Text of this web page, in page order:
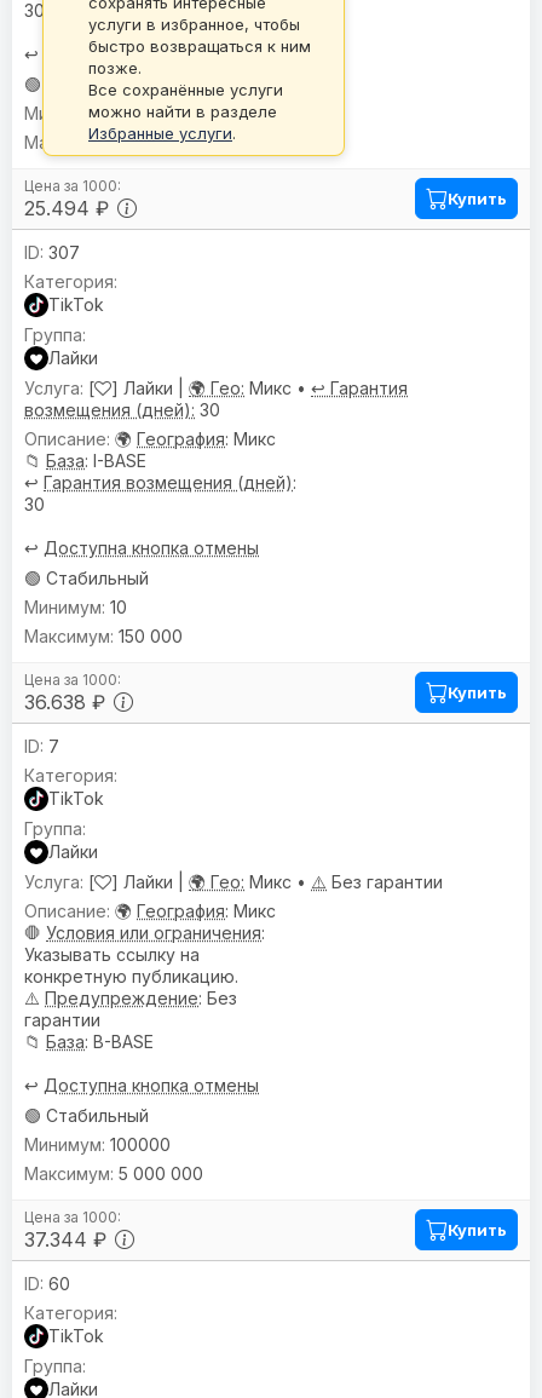
30
↩️
Доступна кнопка отмены
🟢 Стабильный
25.494 ₽
10
1 000 000
Купить
307
TikTok
Лайки
[
] Лайки | 🌍 Гео: Микс • ↩️ Гарантия
возмещения (дней): 30
🌍 География: Микс
📁 База: I-BASE
↩️ Гарантия возмещения (дней):
30
↩️ Доступна кнопка отмены
🟢 Стабильный
36.638 ₽
10
150 000
Купить
7
TikTok
Лайки
[
] Лайки | 🌍 Гео: Микс • ⚠️ Без гарантии
🌍 География: Микс
🛑 Условия или ограничения:
Указывать ссылку на
конкретную публикацию.
⚠️ Предупреждениe: Без
гарантии
📁 База: B-BASE
↩️ Доступна кнопка отмены
🟢 Стабильный
37.344 ₽
100000
5 000 000
Купить
60
TikTok
Лайки
услуги в избранное, чтобы
быстро возвращаться к ним
позже.
Все сохранённые услуги
можно найти в разделе
Избранные услуги.